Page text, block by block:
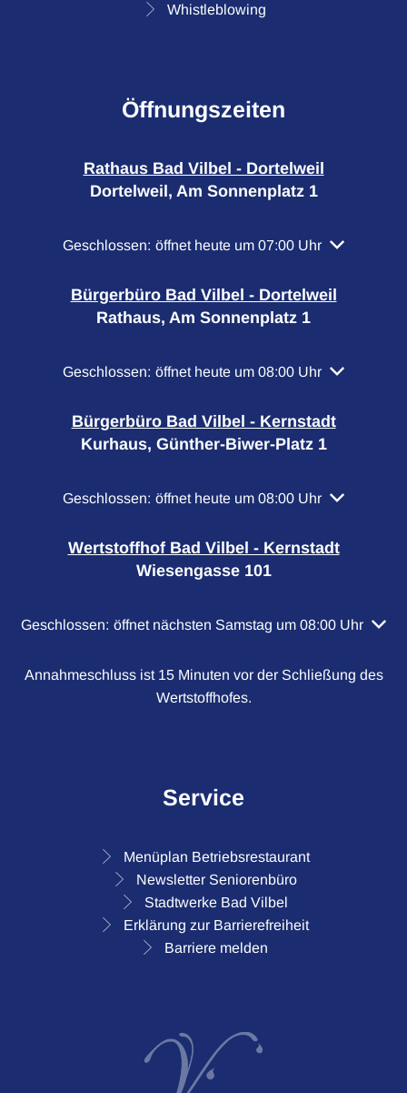
Whistleblowing
Öffnungszeiten
Rathaus Bad Vilbel - Dortelweil
Dortelweil, Am Sonnenplatz 1
Klicken, um weitere Öffnungs- oder Schließzeiten
Geschlossen: öffnet heute um 07:00 Uhr
Bürgerbüro Bad Vilbel - Dortelweil
Rathaus, Am Sonnenplatz 1
Klicken, um weitere Öffnungs- oder Schließzeiten
Geschlossen: öffnet heute um 08:00 Uhr
Bürgerbüro Bad Vilbel - Kernstadt
Kurhaus, Günther-Biwer-Platz 1
Klicken, um weitere Öffnungs- oder Schließzeiten
Geschlossen: öffnet heute um 08:00 Uhr
Wertstoffhof Bad Vilbel - Kernstadt
Wiesengasse 101
Klicken, um weitere Öffnungs- oder Schließzeiten
Geschlossen: öffnet nächsten Samstag um 08:00 Uhr
Annahmeschluss ist 15 Minuten vor der Schließung des
Wertstoffhofes.
Service
Menüplan Betriebsrestaurant
Newsletter Seniorenbüro
Stadtwerke Bad Vilbel
Erklärung zur Barrierefreiheit
Barriere melden